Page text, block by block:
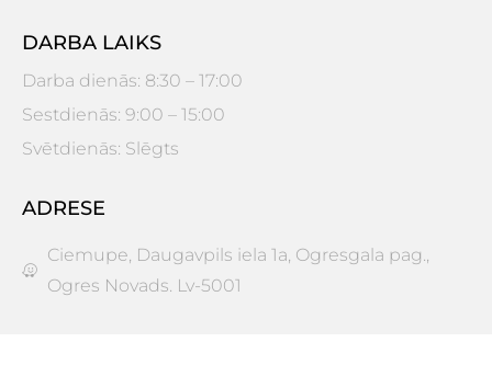
DARBA LAIKS
Darba dienās: 8:30 – 17:00
Sestdienās: 9:00 – 15:00
Svētdienās: Slēgts
ADRESE
Ciemupe, Daugavpils iela 1a, Ogresgala pag.,
Ogres Novads. Lv-5001